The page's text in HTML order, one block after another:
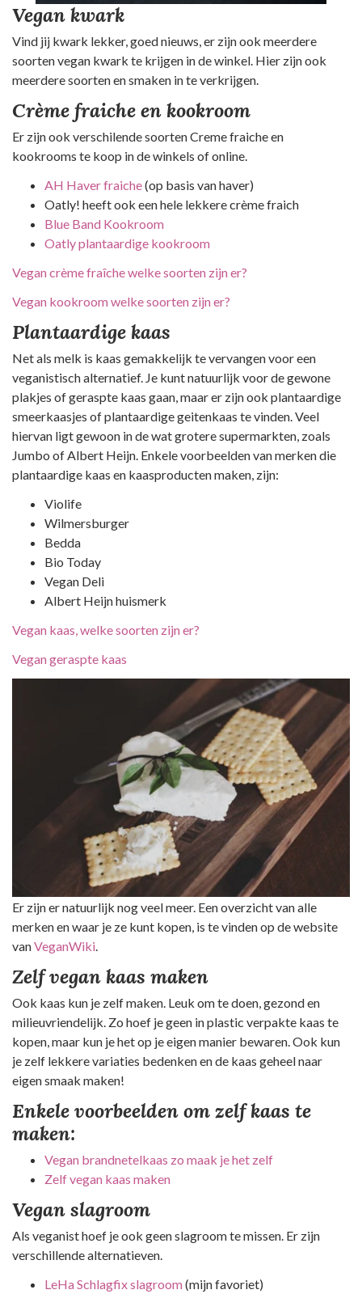
Vegan kwark
Vind jij kwark lekker, goed nieuws, er zijn ook meerdere
soorten vegan kwark te krijgen in de winkel. Hier zijn ook
meerdere soorten en smaken in te verkrijgen.
Crème fraiche en kookroom
Er zijn ook verschilende soorten Creme fraiche en
kookrooms te koop in de winkels of online.
AH Haver fraiche(op basis van haver)
Oatly! heeft ook een hele lekkere crème fraich
Blue Band Kookroom
Oatly plantaardige kookroom
Vegan crème fraîche welke soorten zijn er?
Vegan kookroom welke soorten zijn er?
Plantaardige kaas
Net als melk is kaas gemakkelijk te vervangen voor een
veganistisch alternatief. Je kunt natuurlijk voor de gewone
plakjes of geraspte kaas gaan, maar er zijn ook plantaardige
smeerkaasjes of plantaardige geitenkaas te vinden. Veel
hiervan ligt gewoon in de wat grotere supermarkten, zoals
Jumbo of Albert Heijn. Enkele voorbeelden van merken die
plantaardige kaas en kaasproducten maken, zijn:
Violife
Wilmersburger
Bedda
Bio Today
Vegan Deli
Albert Heijn huismerk
Vegan kaas, welke soorten zijn er?
Vegan geraspte kaas
Er zijn er natuurlijk nog veel meer. Een overzicht van alle
merken en waar je ze kunt kopen, is te vinden op de website
vanVeganWiki
Zelf vegan kaas maken
Ook kaas kun je zelf maken. Leuk om te doen, gezond en
milieuvriendelijk. Zo hoef je geen in plastic verpakte kaas te
kopen, maar kun je het op je eigen manier bewaren. Ook kun
je zelf lekkere variaties bedenken en de kaas geheel naar
eigen smaak maken!
Enkele voorbeelden om zelf kaas te
maken:
Vegan brandnetelkaas zo maak je het zelf
Zelf vegan kaas maken
Vegan slagroom
Als veganist hoef je ook geen slagroom te missen. Er zijn
verschillende alternatieven.
LeHa Schlagfix slagroom(mijn favoriet)